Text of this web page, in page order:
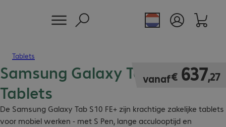
Tablets
Samsung Galaxy Tab S10 FE+
Tablets
De Samsung Galaxy Tab S10 FE+ zijn krachtige zakelijke tablets
voor mobiel werken - met S Pen, lange acculooptijd en
vanaf€ 637,27
€ 637,27